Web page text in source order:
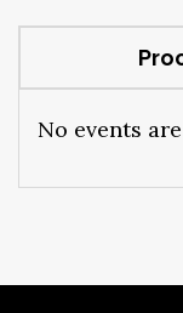
No events